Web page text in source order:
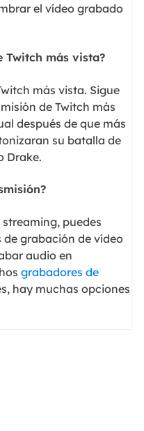
el vídeo grabado
Twitch más vista?
más vista. Sigue
de Twitch más
después de que más
su batalla de
Drake.
puedes
grabación de vídeo
audio en
grabadores de
hay muchas opciones